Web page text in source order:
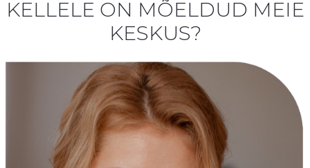
KELLELE ON MÕELDUD MEIE
KESKUS?